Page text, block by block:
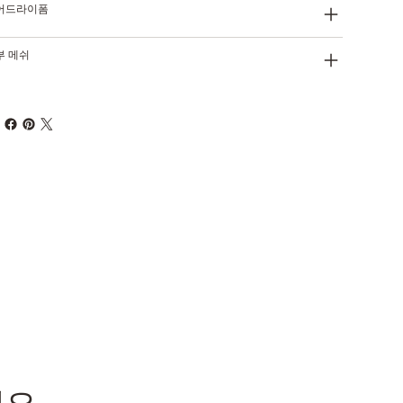
드라이폼
메쉬